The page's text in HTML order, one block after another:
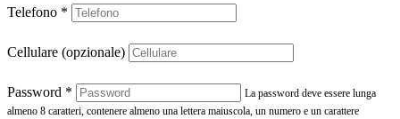
Telefono *
Cellulare (opzionale)
Password *
La password deve essere lunga
almeno 8 caratteri, contenere almeno una lettera maiuscola, un numero e un carattere